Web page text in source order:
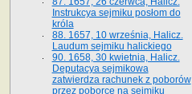
Instrukcya sejmiku posłom do
króla
88. 1657, 10 września, Halicz.
Laudum sejmiku halickiego
90. 1658, 30 kwietnia, Halicz.
Deputacya sejmikowa
zatwierdza rachunek z poborów
przez poborcę na sejmiku